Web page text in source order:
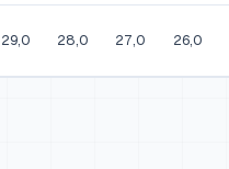
29,0 28,0 27,0 26,0